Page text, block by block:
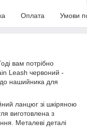
Оплата Умови
вам потрібно
Leash червоний -
до нашийника для
ланцюг зі шкіряною
виготовлена ​​з
Металеві деталі